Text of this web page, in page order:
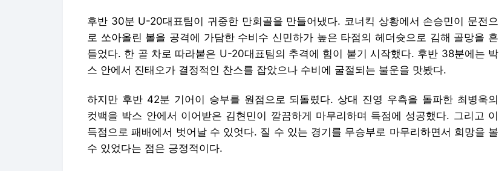
후반 30분 U-20대표팀이 귀중한 만회골을 만들어냈다. 코너킥 상황에서 손승민이 문전으
로 쏘아올린 볼을 공격에 가담한 수비수 신민하가 높은 타점의 헤더슛으로 김해 골망을 흔
들었다. 한 골 차로 따라붙은 U-20대표팀의 추격에 힘이 붙기 시작했다. 후반 38분에는 박
스 안에서 진태오가 결정적인 찬스를 잡았으나 수비에 굴절되는 불운을 맛봤다.
하지만 후반 42분 기어이 승부를 원점으로 되돌렸다. 상대 진영 우측을 돌파한 최병욱의
컷백을 박스 안에서 이어받은 김현민이 깔끔하게 마무리하며 득점에 성공했다. 그리고 이
득점으로 패배에서 벗어날 수 있엇다. 질 수 있는 경기를 무승부로 마무리하면서 희망을 볼
수 있었다는 점은 긍정적이다.